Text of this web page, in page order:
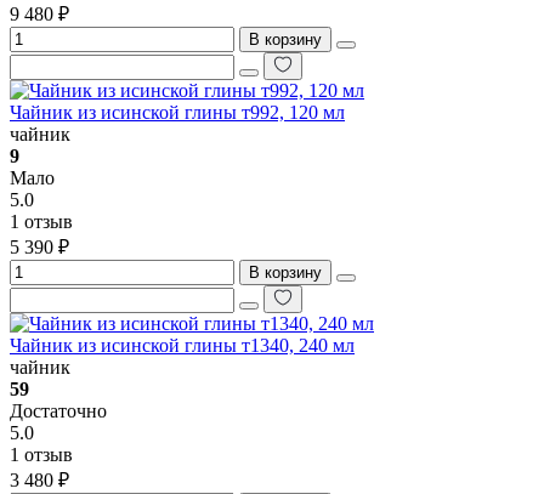
9 480 ₽
В корзину
Чайник из исинской глины т992, 120 мл
чайник
9
Мало
5.0
1 отзыв
5 390 ₽
В корзину
Чайник из исинской глины т1340, 240 мл
чайник
59
Достаточно
5.0
1 отзыв
3 480 ₽